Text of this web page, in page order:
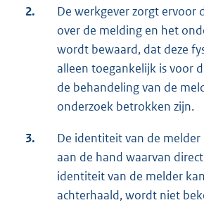
2.
De werkgever zorgt ervoor
over de melding en het
wordt bewaard, dat deze
alleen toegankelijk is voor
de behandeling van de
onderzoek betrokken zijn.
3.
De identiteit van de
aan de hand waarvan
identiteit van de melder
achterhaald, wordt niet